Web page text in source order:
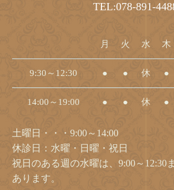
TEL:078-891-
月 火 水 木
9:30～12:30 ● ● 休 ●
14:00～19:00 ● ● 休 ●
土曜日・・・9:00～14:00
休診日：水曜・日曜・祝日
祝日のある週の水曜は、9:00～12:30
あります。